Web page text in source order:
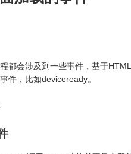
都会涉及到一些事件，基于
件，比如deviceready。